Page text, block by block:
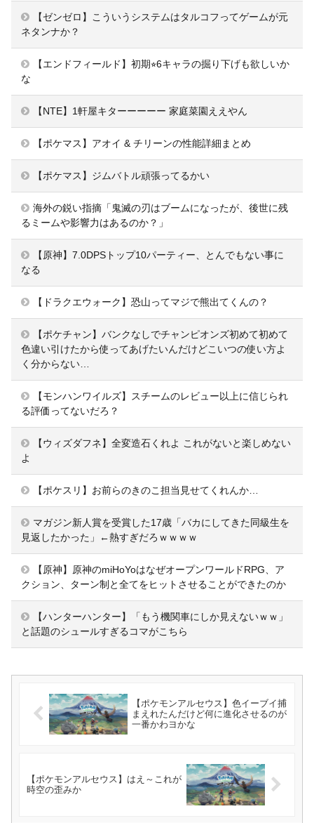
【ゼンゼロ】こういうシステムはタルコフってゲームが元
ネタンナか？
【エンドフィールド】初期⭐︎6キャラの掘り下げも欲しいか
な
【NTE】1軒屋キターーーーー 家庭菜園ええやん
【ポケマス】アオイ & チリーンの性能詳細まとめ
【ポケマス】ジムバトル頑張ってるかい
海外の鋭い指摘「鬼滅の刃はブームになったが、後世に残
るミームや影響力はあるのか？」
【原神】7.0DPSトップ10パーティー、とんでもない事に
なる
【ドラクエウォーク】恐山ってマジで熊出てくんの？
【ポケチャン】バンクなしでチャンピオンズ初めて初めて
色違い引けたから使ってあげたいんだけどこいつの使い方よ
く分からない…
【モンハンワイルズ】スチームのレビュー以上に信じられ
る評価ってないだろ？
【ウィズダフネ】全変造石くれよ これがないと楽しめない
よ
【ポケスリ】お前らのきのこ担当見せてくれんか…
マガジン新人賞を受賞した17歳「バカにしてきた同級生を
見返したかった」←熱すぎだろｗｗｗｗ
【原神】原神のmiHoYoはなぜオープンワールドRPG、ア
クション、ターン制と全てをヒットさせることができたのか
【ハンターハンター】「もう機関車にしか見えないｗｗ」
と話題のシュールすぎるコマがこちら
【ポケモンアルセウス】色イーブイ捕
まえれたんだけど何に進化させるのが
一番かわヨかな
【ポケモンアルセウス】はえ～これが
時空の歪みか